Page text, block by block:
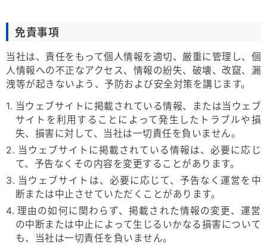
免責事項
当社は、責任をもって個人情報を適切、厳重に管理し、個
人情報への不正なアクセス、情報の紛失、破壊、改竄、漏
洩等が起きないよう、予防および安全対策を講じます。
1. 当ウェブサイトに掲載されている情報、または当ウェブ
サイトを利用することによって発生したトラブルや損
失、損害に対して、当社は一切責任を負いません。
2. 当ウェブサイトに掲載されている情報は、必要に応じ
て、予告なくその内容を変更することがあります。
3. 当ウェブサイトは、必要に応じて、予告なく運営を中
断または中止させていただくことがあります。
4. 理由の如何に関わらず、掲載された情報の変更、運営
の中断または中止によって生じるいかなる損害について
も、当社は一切責任を負いません。